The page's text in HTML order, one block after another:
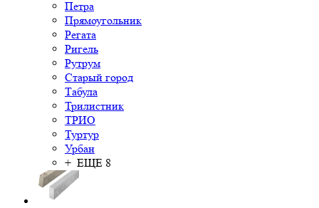
Петра
Прямоугольник
Регата
Ригель
Рутрум
Старый город
Табула
Трилистник
ТРИО
Туртур
Урбан
+ ЕЩЕ 8